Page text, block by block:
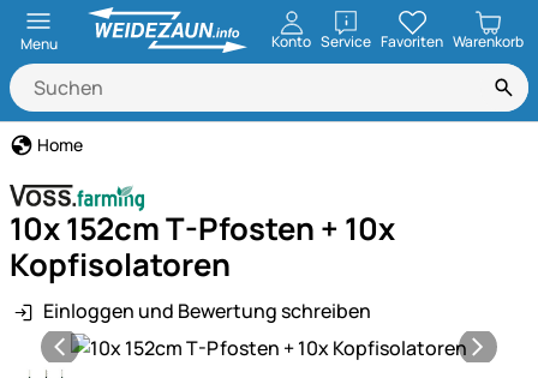
Menu Konto ServiceöffnenFavoriten Warenkorb
Home
10x 152cm T-Pfosten + 10x
Kopfisolatoren
Einloggen und Bewertung schreiben
Produktgalerie